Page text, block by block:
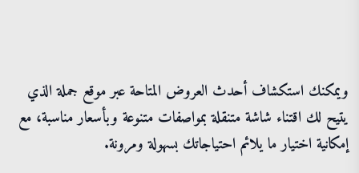
ويمكنك استكشاف أحدث العروض المتاحة عبر موقع جملة الذي
يتيح لك اقتناء شاشة متنقلة بمواصفات متنوعة وبأسعار مناسبة، مع
إمكانية اختيار ما يلائم احتياجاتك بسهولة ومرونة.